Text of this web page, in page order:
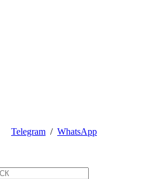
Telegram / WhatsApp